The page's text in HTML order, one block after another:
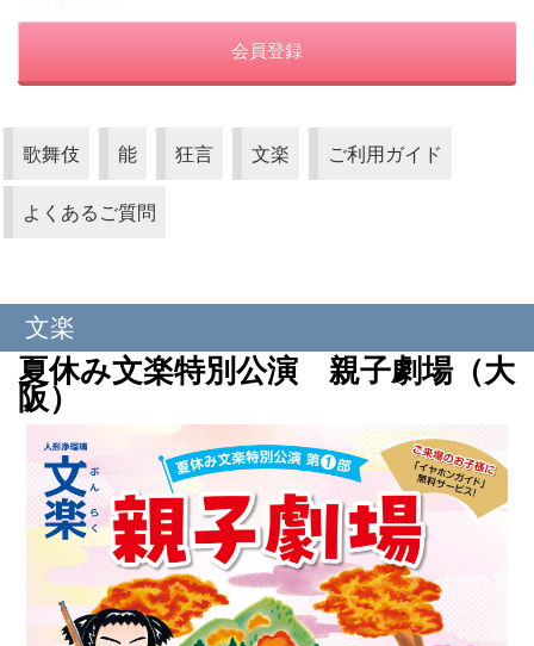
会員登録
歌舞伎 能 狂言 文楽 ご利用ガイド
よくあるご質問
文楽
夏休み文楽特別公演 親子劇場（大
阪）